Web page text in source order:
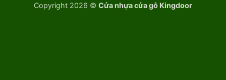
Copyright 2026 © Cửa nhựa cửa gỗ Kingdoor